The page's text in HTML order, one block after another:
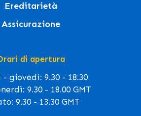
Ereditarietà
Assicurazione
di apertura
- giovedì: 9.30 - 18.30
9.30 - 18.00 GMT
9.30 - 13.30 GMT